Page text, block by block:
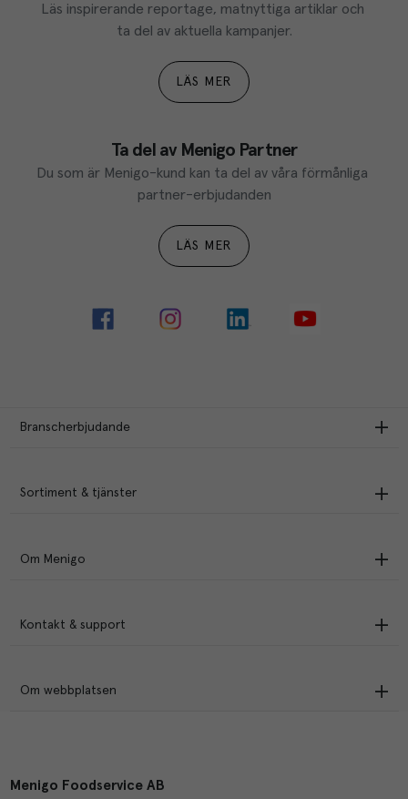
Läs inspirerande reportage, matnyttiga artiklar och
ta del av aktuella kampanjer.
LÄS MER
Ta del av Menigo Partner
Du som är Menigo-kund kan ta del av våra förmånliga
partner-erbjudanden
LÄS MER
Branscherbjudande
Sortiment & tjänster
Om Menigo
Kontakt & support
Om webbplatsen
Menigo Foodservice AB